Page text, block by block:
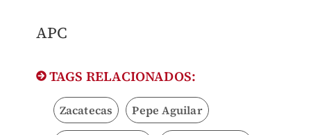
APC
TAGS RELACIONADOS:
Zacatecas Pepe Aguilar